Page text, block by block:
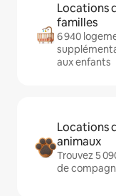
Locations
familles
6 940
aux enfants
Locations
animaux
Trouvez 5
de